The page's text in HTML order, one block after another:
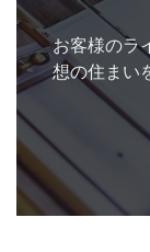
お客様のラ
想の住まい